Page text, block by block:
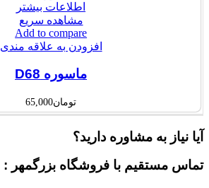
اطلاعات بیشتر
مشاهده سریع
Add to compare
افزودن به علاقه مندی
ماسوره D68
تومان65,000
آیا نیاز به مشاوره دارید؟
تماس مستقیم با فروشگاه بزرگمهر :